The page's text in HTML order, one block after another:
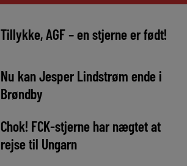
Tillykke, AGF – en stjerne er født!
Nu kan Jesper Lindstrøm ende i
Brøndby
Chok! FCK-stjerne har nægtet at
rejse til Ungarn